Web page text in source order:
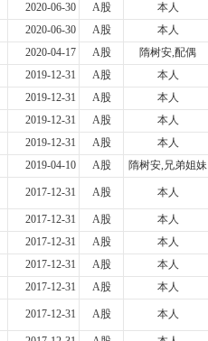
2020-06-30 A股 本人
2020-06-30 A股 本人
2020-04-17 A股 隋树安,配偶
2019-12-31 A股 本人
2019-12-31 A股 本人
2019-12-31 A股 本人
2019-12-31 A股 本人
2019-04-10 A股 隋树安,兄弟姐妹
2017-12-31 A股 本人
2017-12-31 A股 本人
2017-12-31 A股 本人
2017-12-31 A股 本人
2017-12-31 A股 本人
2017-12-31 A股 本人